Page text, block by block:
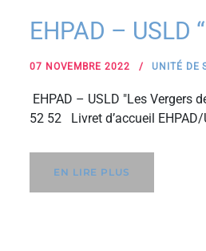
EHPAD – USLD
07 NOVEMBRE 2022 UNITÉ DE
EHPAD – USLD "Les Vergers
52 52 Livret d’accueil EHPAD/
EN LIRE PLUS